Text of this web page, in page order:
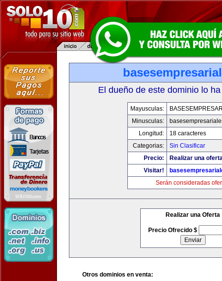
El dueño de este dominio lo
Mayusculas:
Minusculas:
Longitud:
18 caracteres
Categorias:
Sin Clasificar
Precio:
Realizar una
Visitar!
Serán consideradas
Realizar una Oferta
Precio Ofrecido $
Otros dominios en venta: